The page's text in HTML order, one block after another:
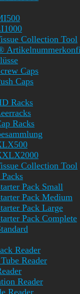
Collection Tool
Caps
Caps
Racks
Racks
Collection Tool
Pack Small
Pack Medium
Pack Large
Pack Complete
Reader
Reader
Reader
Reader